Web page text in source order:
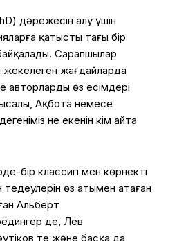
дәрежесін алу үшін
қатысты тағы бір
Сарапшылар
жекелеген жағдайларда
авторлардың өз есімдері
Ақбота немесе
не екенін кім айта
бір классигі мен көрнекті
теңдеулерін өз атымен атаған
Альберт
де, Лев
те және басқа да